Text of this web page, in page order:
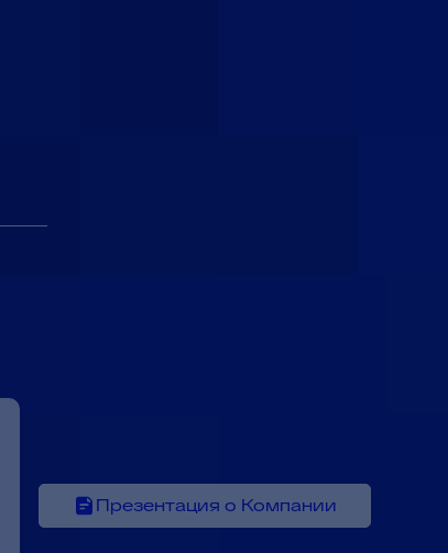
Презентация о Компании